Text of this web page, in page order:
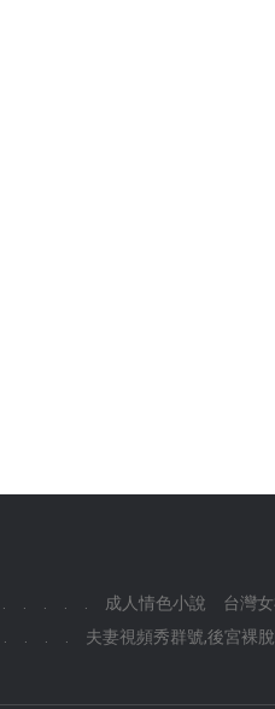
成人情色小說 台灣
夫妻視頻秀群號,後宮裸